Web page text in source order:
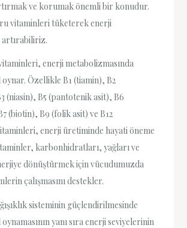
ve korumak önemli bir konudur.
vitaminleri tüketerek enerji
artırabiliriz.
enerji metabolizmasında
Özellikle B1 (tiamin), B2
(niasin), B5 (pantotenik asit), B6
(biotin), B9 (folik asit) ve B12
enerji üretiminde hayati öneme
karbonhidratları, yağları ve
dönüştürmek için vücudumuzda
çalışmasını destekler.
sisteminin güçlendirilmesinde
yanı sıra enerji seviyelerinin